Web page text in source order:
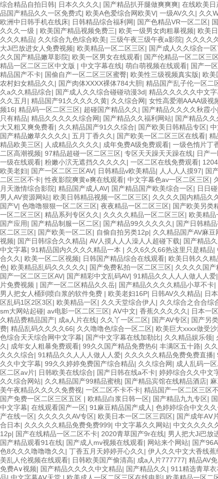
综合精品自拍日韩| 日本久久久久 | 国产精品扒开腿做爽爽爽| 在线欧美日
品国产精品久久一区免费式| 欧美A色爱综合网欧美V| 一级AV久久 | 久久
欧洲中日韩手机在线床| 日韩精品综合福利网| 国产色精品VR一区二区|
久久久一级 | 欧美国产精品视频免费三| 欧美一级男女肉粗暴视频| 欧美
久久久精品| 久久综合九色综合欧美| 三级午夜三级午夜a影院| 久久久久
大Ji巴放进女人免费视频| 欧美精品一区二区三区| 国产成人久久综合一
久久国产精品嫩草影院| 欧美一区男女在线观看| 国产伦精品一区二区三
精品一区二区三区中文版 | 中文字幕在线| 萌白萌视频在线观看| 国产一
精品国产不卡| 国偷自产一区二区三区蜜臀| 欧美性三级视频真实版| 欧美
农村妇女精品久久 | 国产肉体XXXX裸体784大胆| 精品国产乱子伦一区二
久a久久精品综合| 国产成人久久综合碰碰动漫3d| 精品久久久久久中文
久久五月 | 精品国产91久久久久久黄| 久久综合网| 女性高爱潮AAAA级视
频16| 精品码一区二区三区| 超碰国产精品久久 | 国产精品久久久久秋霞小
只有精品| 精品久久久久久综合网| 国产精品久久福利网站| 国产精品久
大又粗又爽免费看| 久久精品国产91久久综合| 国产欧美日韩精品专区|
国产精品嫩草久久久久 | 五月丁香久久 | 国产欧美一区二区三区在线看| 精
精品欧美三区| 人成精品久久久久 | 成年免费A级免费观看| 一级色惰片丁
二区高潮视频| 97精品超碰一区二区三区| 专区天天躁天天躁在线| 日产
一级在线观看| 粉嫩小泬无遮挡久久久久久 | 一区二区在线免费观看|
欧美老妇| 国产一区二区三区AV| 日韩精品v欧美精品| 人人人人摸97| 国
二区三区不卡|性夜影院爽黄e爽在线观看| 中文字幕色av一区二区三区|
月天激情综合影院| 精品国产成人AV| 国产精品国产欧美综合一区| 日日
男人AV资源网站| 欧美日韩精品视频一区二区三区| 久久久久国内精品久
国产V| 色噜噜狠狠一区二区三区| 夜夜精品一区二区三区| 国产欧美另类
一区二区三区| 精品系列专区久久 | 久久久久精品一区二区三区| 欧美精
国产应用| 国产精品制服一区二区| 国产精品99久久久久久 | 国产日韩精
区二区三区| 国产欧美一区二区| 自偷自拍另类12p| 久久精品国产AV麻豆
视频| 国产日韩综合久久精品| AV人摸人人人澡人人超碰下载| 国产精品
中文字幕| 91精品国内久久久久精品一本 | 久久6久久66热这里只是精品|
合久久 | 欧美一区二区视频| 日韩国产精品综合在线观看| 欧美日韩久久精
色| 欧美精品乱码久久久久久 | 国产免费私拍一区二区三区| 久久久久国产
国产一区二区三区AV| 国产精彩中文乱码AV| 91精品久久人人人做人人爱
片免费视频 | 国产一区二区精品久久岳| 国产精品久久久久精品小草不卡|
男人把女人桶到喷白浆的软件免费 | 欧美老妇16P| 日韩AV久久精品| 日
区乱码1区2区3区| 欧美精品一区| 久久天堂综合伊人 | 久久综合之合合综
sm大网站起碰| av电影一区二区三区| AⅤ中文| 香蕉久久久久久 | 日本一
久精品费精品国产| 成a人片在线| 久久丫一区二区| 国产AV专区| 国产另
费| 精品乱码久久久久66| 久久噜噜色综合一区二区| 欧美巨大xxxx做受
色综合天天综合网中文字幕| 国产中文字幕在线加勒比| 久久精品娱乐领|
久 | 成年女人粗暴免费观看| 99久久国产精品免费热6| 丰满区五十路| 久
久久久综合| 91精品久久人人人做人人爱| 久久久久久精品免费免费直播|
久久中文字幕| 99久久婷婷免费国产综合精品| 久久综合网| 成人乱码一
区二区av片| 日韩欧美在线综合| 国产日韩在线a不卡| 婷婷综合久久中文
久久综合网站| 久久精品国产99精品蜜桃| 国产精品宾馆在线精品酒店|
美午夜精品久久久久免费视| 一区二区不卡不卡| 精品国产一区二区三区
国产免费一区二区三区五区 | 欧精品白浆日韩一区| 国产精品九九专区|
中文字幕| 在线观看国产一区| 91麻豆精品国产成人 | 色婷婷综合中文久
产在线一区| 久久久久久AV专区| 欧美日本一区二区三四区| 国产成年AⅤ
合日本| 久久久久久精品免费免费999| 中文字幕久久网站| 中文久久久久
12p| 国产在线精品一区二区不卡| 2020青草国产9r在线| 男人把大Ji巴放
国产精品观看91在线| 国产成人mv视频在线观看| 网站来个网站| 国产
色8久久久噜噜噜久久 | 丁香五月天婷婷开心久久 | 伊人久久中文大香线蕉
美乱人伦视频在线观看| 日韩欧美国产偷清高| 成a人片777777| 精品AV
免费A∨视频| 国产精品久久久久中文精品| 国产精品久久 | 911精选青草衣